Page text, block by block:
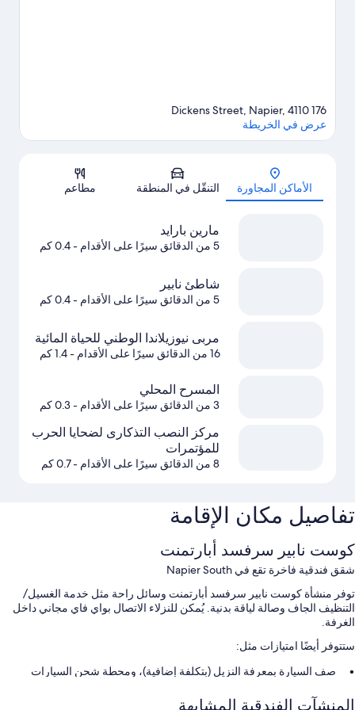
الخريطة
176 Dickens Street, Napier, 4110
عرض في الخريطة
الأماكن المجاورة التنقّل في المنطقة مطاعم
مارين بارايد
5 من الدقائق سيرًا على الأقدام - 0.4 كم
شاطئ نابير
5 من الدقائق سيرًا على الأقدام - 0.4 كم
مربى نيوزيلاندا الوطني للحياة المائية
16 من الدقائق سيرًا على الأقدام - 1.4 كم
المسرح المحلي
3 من الدقائق سيرًا على الأقدام - 0.3 كم
مركز النصب التذكارى لضحايا الحرب
للمؤتمرات
8 من الدقائق سيرًا على الأقدام - 0.7 كم
تفاصيل مكان الإقامة
كوست نابير سرفسد أبارتمنت
شقق فندقية فاخرة تقع في Napier South
توفر منشأة كوست نابير سرفسد أبارتمنت وسائل راحة مثل خدمة الغسيل/
التنظيف الجاف وصالة لياقة بدنية. يُمكن للنزلاء الاتصال بواي فاي مجاني داخل
الغرفة.
ستتوفر أيضًا امتيازات مثل:
صف السيارة بمعرفة النزيل (بتكلفة إضافية)، ومحطة شحن السيارات
سرعة إنهاء إجراءات المغادرة، ولا يُسمَح بالتدخين، وتخزين الأمتعة
المنشآت الفندقية المشابهة